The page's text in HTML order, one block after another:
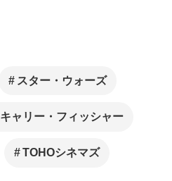
スター・ウォーズ
キャリー・フィッシャー
TOHOシネマズ